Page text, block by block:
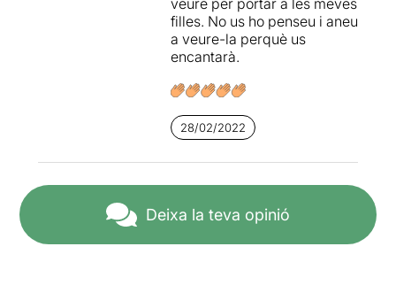
veure per portar a les meves
filles. No us ho penseu i aneu
a veure-la perquè us
encantarà.
28/02/2022
Deixa la teva opinió